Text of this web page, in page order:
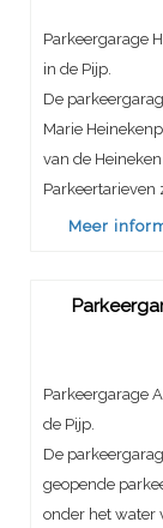
Parkeergarage
in de Pijp.
De
Marie
van de
Parkeertarieven
Meer
Parkeergarage
de Pijp.
De
geopende
onder het water